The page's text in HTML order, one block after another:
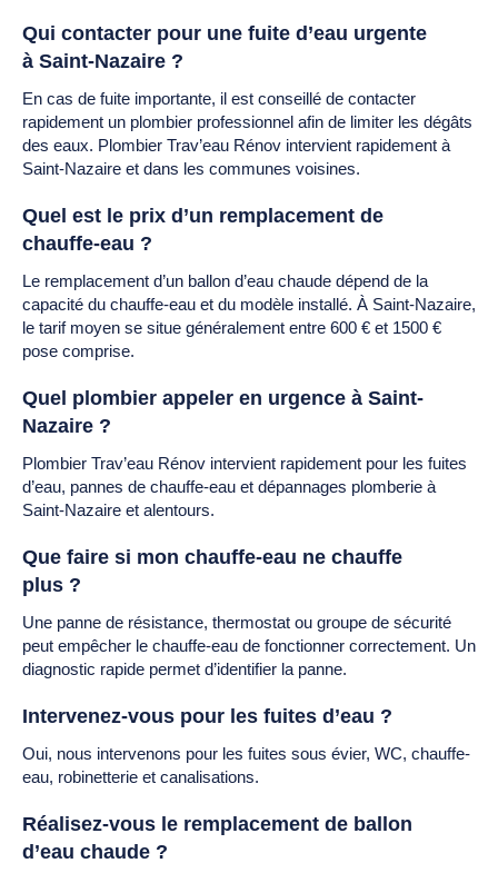
Qui contacter pour une fuite d’eau urgente
à Saint-Nazaire ?
En cas de fuite importante, il est conseillé de contacter
rapidement un plombier professionnel afin de limiter les dégâts
des eaux. Plombier Trav’eau Rénov intervient rapidement à
Saint-Nazaire et dans les communes voisines.
Quel est le prix d’un remplacement de
chauffe-eau ?
Le remplacement d’un ballon d’eau chaude dépend de la
capacité du chauffe-eau et du modèle installé. À Saint-Nazaire,
le tarif moyen se situe généralement entre 600 € et 1500 €
pose comprise.
Quel plombier appeler en urgence à Saint-
Nazaire ?
Plombier Trav’eau Rénov intervient rapidement pour les fuites
d’eau, pannes de chauffe-eau et dépannages plomberie à
Saint-Nazaire et alentours.
Que faire si mon chauffe-eau ne chauffe
plus ?
Une panne de résistance, thermostat ou groupe de sécurité
peut empêcher le chauffe-eau de fonctionner correctement. Un
diagnostic rapide permet d’identifier la panne.
Intervenez-vous pour les fuites d’eau ?
Oui, nous intervenons pour les fuites sous évier, WC, chauffe-
eau, robinetterie et canalisations.
Réalisez-vous le remplacement de ballon
d’eau chaude ?